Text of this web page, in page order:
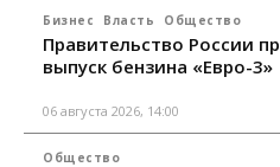
Бизнес Власть Общество
Правительство России
выпуск бензина «Евро-3»
06 августа 2026, 14:00
Общество